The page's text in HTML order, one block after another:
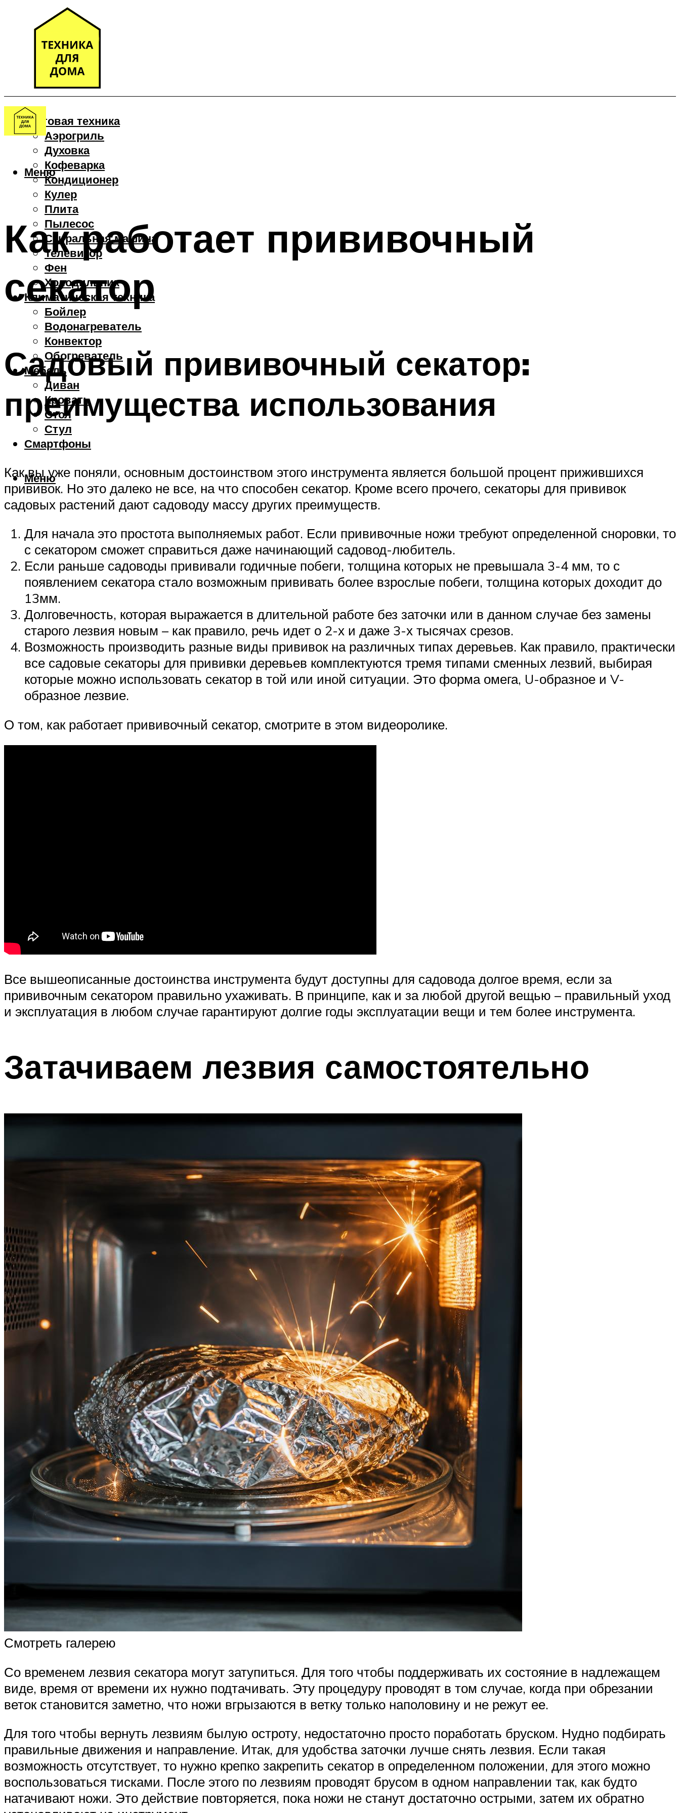
Бытовая техника
Аэрогриль
Духовка
Кофеварка
Кондиционер
Кулер
Плита
Пылесос
Стиральная машина
Телевизор
Фен
Холодильник
Климатическая техника
Бойлер
Водонагреватель
Конвектор
Обогреватель
Мебель
Диван
Кровать
Стол
Стул
Смартфоны
Меню
Меню
Как работает прививочный
секатор
Садовый прививочный секатор:
преимущества использования
Как вы уже поняли, основным достоинством этого инструмента является большой процент прижившихся
прививок. Но это далеко не все, на что способен секатор. Кроме всего прочего, секаторы для прививок
садовых растений дают садоводу массу других преимуществ.
Для начала это простота выполняемых работ. Если прививочные ножи требуют определенной сноровки, то
с секатором сможет справиться даже начинающий садовод-любитель.
Если раньше садоводы прививали годичные побеги, толщина которых не превышала 3-4 мм, то с
появлением секатора стало возможным прививать более взрослые побеги, толщина которых доходит до
13мм.
Долговечность, которая выражается в длительной работе без заточки или в данном случае без замены
старого лезвия новым – как правило, речь идет о 2-х и даже 3-х тысячах срезов.
Возможность производить разные виды прививок на различных типах деревьев. Как правило, практически
все садовые секаторы для прививки деревьев комплектуются тремя типами сменных лезвий, выбирая
которые можно использовать секатор в той или иной ситуации. Это форма омега, U-образное и V-
образное лезвие.
О том, как работает прививочный секатор, смотрите в этом видеоролике.
Все вышеописанные достоинства инструмента будут доступны для садовода долгое время, если за
прививочным секатором правильно ухаживать. В принципе, как и за любой другой вещью – правильный уход
и эксплуатация в любом случае гарантируют долгие годы эксплуатации вещи и тем более инструмента.
Затачиваем лезвия самостоятельно
Смотреть галерею
Со временем лезвия секатора могут затупиться. Для того чтобы поддерживать их состояние в надлежащем
виде, время от времени их нужно подтачивать. Эту процедуру проводят в том случае, когда при обрезании
веток становится заметно, что ножи вгрызаются в ветку только наполовину и не режут ее.
Для того чтобы вернуть лезвиям былую остроту, недостаточно просто поработать бруском. Нудно подбирать
правильные движения и направление. Итак, для удобства заточки лучше снять лезвия. Если такая
возможность отсутствует, то нужно крепко закрепить секатор в определенном положении, для этого можно
воспользоваться тисками. После этого по лезвиям проводят брусом в одном направлении так, как будто
натачивают ножи. Это действие повторяется, пока ножи не станут достаточно острыми, затем их обратно